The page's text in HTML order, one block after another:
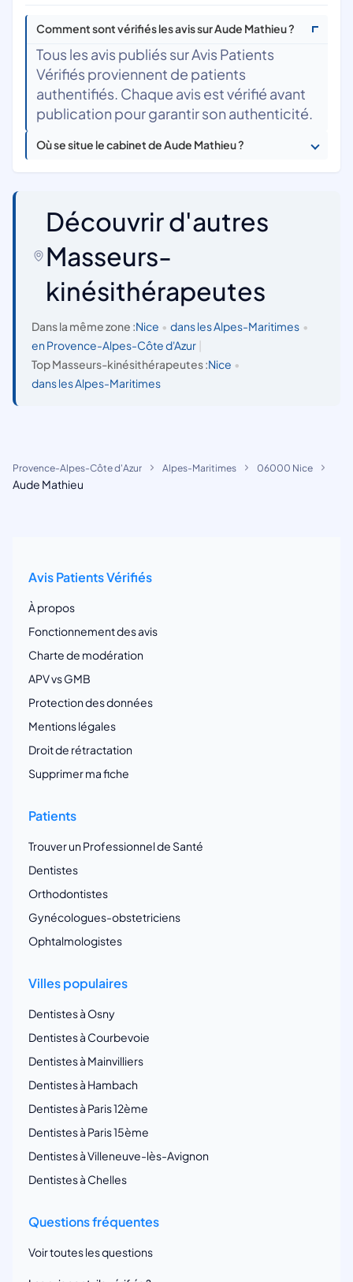
Comment sont vérifiés les avis sur Aude Mathieu ?
Tous les avis publiés sur Avis Patients
Vérifiés proviennent de patients
authentifiés. Chaque avis est vérifié avant
publication pour garantir son authenticité.
Où se situe le cabinet de Aude Mathieu ?
Découvrir d'autres
Masseurs-
kinésithérapeutes
Dans la même zone :Nice • dans les Alpes-Maritimes •
en Provence-Alpes-Côte d'Azur
Top Masseurs-kinésithérapeutes :Nice •
dans les Alpes-Maritimes
Provence-Alpes-Côte d'Azur Alpes-Maritimes 06000 Nice
Aude Mathieu
Avis Patients Vérifiés
À propos
Fonctionnement des avis
Charte de modération
APV vs GMB
Protection des données
Mentions légales
Droit de rétractation
Supprimer ma fiche
Patients
Trouver un Professionnel de Santé
Dentistes
Orthodontistes
Gynécologues-obstetriciens
Ophtalmologistes
Villes populaires
Dentistes à Osny
Dentistes à Courbevoie
Dentistes à Mainvilliers
Dentistes à Hambach
Dentistes à Paris 12ème
Dentistes à Paris 15ème
Dentistes à Villeneuve-lès-Avignon
Dentistes à Chelles
Questions fréquentes
Voir toutes les questions